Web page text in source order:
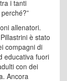
i tanti
allenatori.
è stato
compagni di
educativa fuori
con dei
Ancora